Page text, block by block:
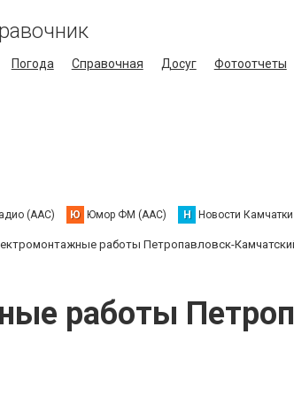
Погода Справочная Досуг Фотоотчеты
(AAC) Ю Юмор ФМ (AAC) Н Новости
работы Петропавловск-
работы